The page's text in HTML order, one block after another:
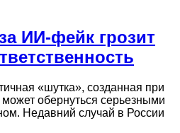
ИИ‑фейк грозит
«шутка», созданная при
обернуться серьезными
Недавний случай в России